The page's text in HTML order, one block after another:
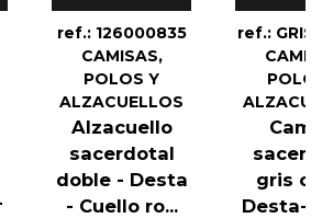
ref.: 126000835
CAMISAS,
POLOS Y
ALZACUELLOS
Alzacuello
sacerdotal
doble - Desta
- Cuello ro...
ref.:
gris
Desta-